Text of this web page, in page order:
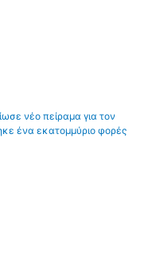
νέο πείραμα για τον
ένα εκατομμύριο φορές